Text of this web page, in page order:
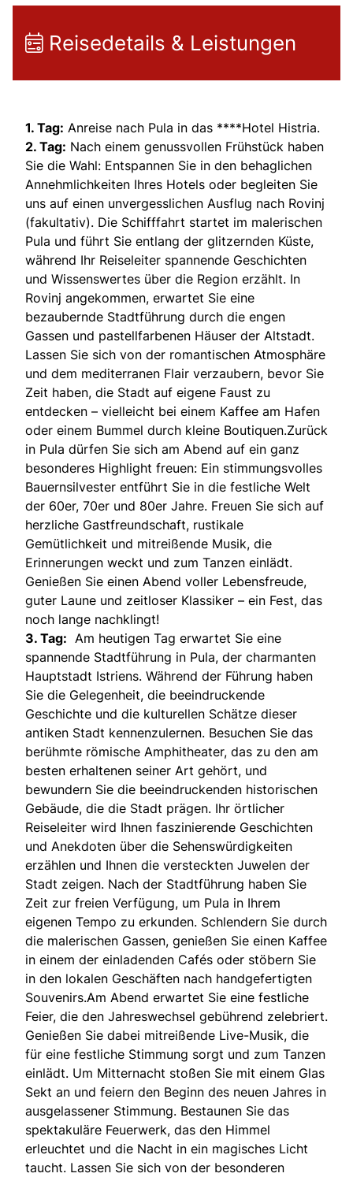
Reisedetails & Leistungen
1. Tag: Anreise nach Pula in das ****Hotel Histria.
2. Tag: Nach einem genussvollen Frühstück haben
Sie die Wahl: Entspannen Sie in den behaglichen
Annehmlichkeiten Ihres Hotels oder begleiten Sie
uns auf einen unvergesslichen Ausflug nach Rovinj
(fakultativ). Die Schifffahrt startet im malerischen
Pula und führt Sie entlang der glitzernden Küste,
während Ihr Reiseleiter spannende Geschichten
und Wissenswertes über die Region erzählt. In
Rovinj angekommen, erwartet Sie eine
bezaubernde Stadtführung durch die engen
Gassen und pastellfarbenen Häuser der Altstadt.
Lassen Sie sich von der romantischen Atmosphäre
und dem mediterranen Flair verzaubern, bevor Sie
Zeit haben, die Stadt auf eigene Faust zu
entdecken – vielleicht bei einem Kaffee am Hafen
oder einem Bummel durch kleine Boutiquen.Zurück
in Pula dürfen Sie sich am Abend auf ein ganz
besonderes Highlight freuen: Ein stimmungsvolles
Bauernsilvester entführt Sie in die festliche Welt
der 60er, 70er und 80er Jahre. Freuen Sie sich auf
herzliche Gastfreundschaft, rustikale
Gemütlichkeit und mitreißende Musik, die
Erinnerungen weckt und zum Tanzen einlädt.
Genießen Sie einen Abend voller Lebensfreude,
guter Laune und zeitloser Klassiker – ein Fest, das
noch lange nachklingt!
3. Tag: Am heutigen Tag erwartet Sie eine
spannende Stadtführung in Pula, der charmanten
Hauptstadt Istriens. Während der Führung haben
Sie die Gelegenheit, die beeindruckende
Geschichte und die kulturellen Schätze dieser
antiken Stadt kennenzulernen. Besuchen Sie das
berühmte römische Amphitheater, das zu den am
besten erhaltenen seiner Art gehört, und
bewundern Sie die beeindruckenden historischen
Gebäude, die die Stadt prägen. Ihr örtlicher
Reiseleiter wird Ihnen faszinierende Geschichten
und Anekdoten über die Sehenswürdigkeiten
erzählen und Ihnen die versteckten Juwelen der
Stadt zeigen. Nach der Stadtführung haben Sie
Zeit zur freien Verfügung, um Pula in Ihrem
eigenen Tempo zu erkunden. Schlendern Sie durch
die malerischen Gassen, genießen Sie einen Kaffee
in einem der einladenden Cafés oder stöbern Sie
in den lokalen Geschäften nach handgefertigten
Souvenirs.Am Abend erwartet Sie eine festliche
Feier, die den Jahreswechsel gebührend zelebriert.
Genießen Sie dabei mitreißende Live-Musik, die
für eine festliche Stimmung sorgt und zum Tanzen
einlädt. Um Mitternacht stoßen Sie mit einem Glas
Sekt an und feiern den Beginn des neuen Jahres in
ausgelassener Stimmung. Bestaunen Sie das
spektakuläre Feuerwerk, das den Himmel
erleuchtet und die Nacht in ein magisches Licht
taucht. Lassen Sie sich von der besonderen